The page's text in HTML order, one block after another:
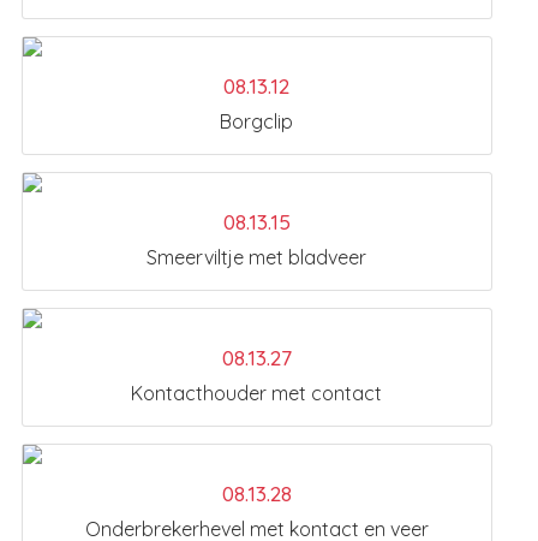
08.13.12
Borgclip
08.13.15
Smeerviltje met bladveer
08.13.27
Kontacthouder met contact
08.13.28
Onderbrekerhevel met kontact en veer